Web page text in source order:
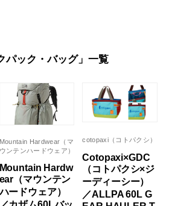
パック・バッグ」一覧
Mountain Hardwear（マ
ウンテンハードウェア）
Mountain Hardw
ear（マウンテン
ードウェア）
cotopaxi（コトパクシ）
Cotopaxi×GDC
（コトパクシ×ジ
ーディーシー）
／ALLPA 60L G